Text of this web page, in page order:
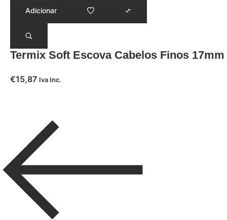
Adicionar
Termix Soft Escova Cabelos Finos 17mm
€15,87 Iva Inc.